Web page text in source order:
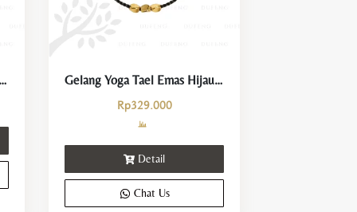
Hiasan Dekorasi Guci Simbol Kekayaan dan Kemakmuran Gelang Yoga Tael Emas Hijau Keberuntungan dan Kemakmuran
Rp329.000
Detail
Chat Us